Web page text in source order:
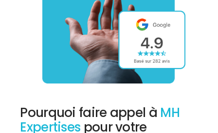
Pourquoi faire appel à MH
Expertises pour votre